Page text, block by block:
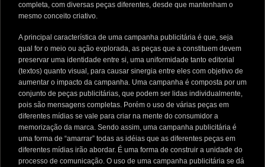
completa, com diversas peças diferentes, desde que mantenham o
mesmo conceito criativo.
A principal característica de uma campanha publicitária é que, seja
qual for o meio ou ação explorada, as peças que a constituem devem
preservar uma identidade entre si, uma uniformidade tanto editorial
(textos) quanto visual, para causar sinergia entre eles com objetivo de
aumentar o impacto da campanha. Uma campanha é composta por um
conjunto de peças publicitárias, que podem ser lidas individualmente,
pois são mensagens completas. Porém o uso de várias peças em
diferentes mídias se vale para criar na mente do consumidor a
memorização da marca. Sendo assim, uma campanha publicitária é
uma forma de “amarrar” todas as idéias que as diferentes peças em
diferentes mídias irão abordar. É uma forma de construir a unidade do
processo de comunicação. O uso de uma campanha publicitária se dá